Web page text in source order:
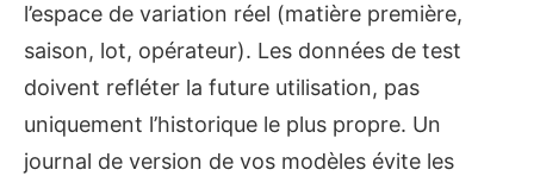
l’espace de variation réel (matière première,
saison, lot, opérateur). Les données de test
doivent refléter la future utilisation, pas
uniquement l’historique le plus propre. Un
journal de version de vos modèles évite les